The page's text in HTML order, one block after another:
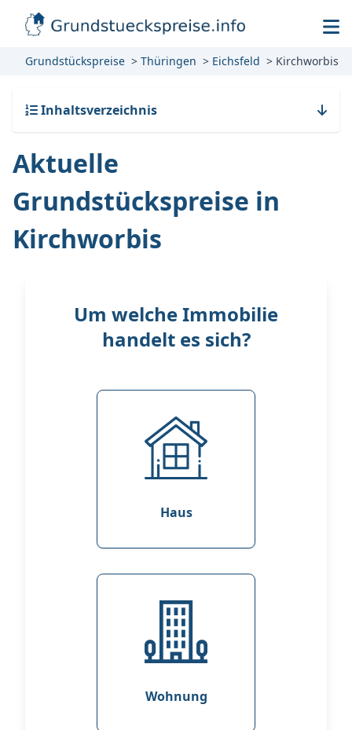
Grundstückspreise Thüringen Eichsfeld Kirchworbis
Inhaltsverzeichnis
Aktuelle
Grundstückspreise in
Kirchworbis
Um welche Immobilie
handelt es sich?
Haus
Wohnung